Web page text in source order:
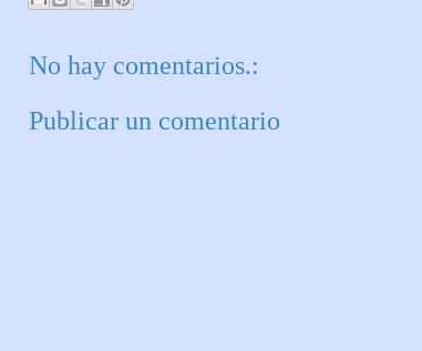
No hay comentarios.:
Publicar un comentario